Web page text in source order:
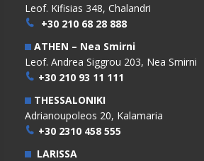
Leof. Kifisias 348, Chalandri
+30 210 68 28 888
ATHEN – Nea Smirni
Leof. Andrea Siggrou 203, Nea Smirni
+30 210 93 11 111
THESSALONIKI
Adrianoupoleos 20, Kalamaria
+30 2310 458 555
LARISSA